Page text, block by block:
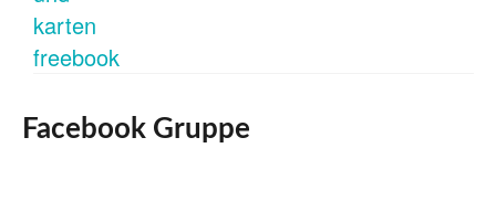
Facebook Gruppe